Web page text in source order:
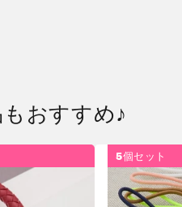
おすすめ♪
5個セット